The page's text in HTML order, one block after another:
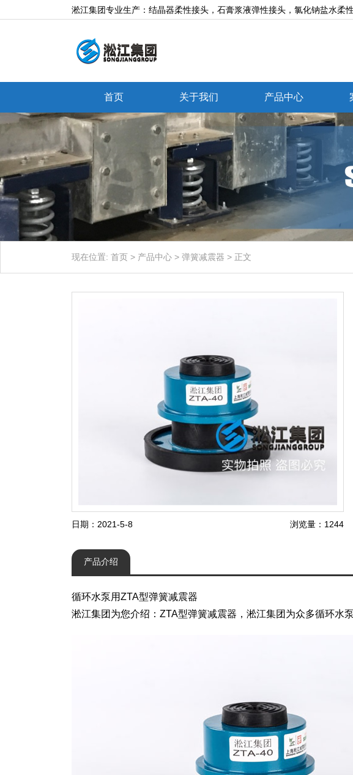
淞江集团专业生产：结晶器柔性接头，石膏浆液弹性接头，氯化钠盐水柔
首页 关于我们 产品中心
现在位置: 首页 > 产品中心 > 弹簧减震器 > 正文
日期：2021-5-8 浏览量：1244
产品介绍
循环水泵用ZTA型弹簧减震器
淞江集团为您介绍：ZTA型弹簧减震器，淞江集团为众多循环水